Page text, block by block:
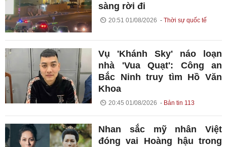
sàng rời đi
20:51 01/08/2026 Thời sự quốc tế
Vụ 'Khánh Sky' náo loạn
nhà 'Vua Quạt': Công an
Bắc Ninh truy tìm Hồ Văn
Khoa
20:45 01/08/2026 Bản tin 113
Nhan sắc mỹ nhân Việt
đóng vai Hoàng hậu trong